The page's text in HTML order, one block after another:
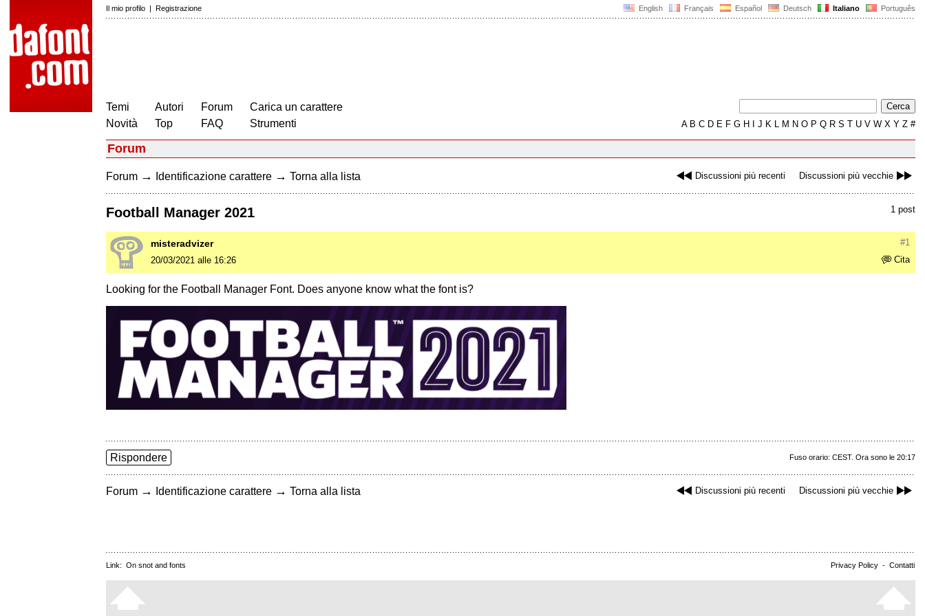
English Français Español Deutsch Italiano Português
Il mio profilo | Registrazione
Temi
Novità
Autori
Top
Forum
FAQ
Carica un carattere
Strumenti
AB C D E F G H J K L M N O P Q R S T U V W X Y Z #
Forum
Discussioni più recenti Discussioni più vecchie
Forum → Identificazione carattere → Torna alla lista
1 post
Football Manager 2021
#1
misteradvizer
Cita
20/03/2021 alle 16:26
Looking for the Football Manager Font. Does anyone know what the font is?
Fuso orario: CEST. Ora sono le 20:17
Rispondere
Discussioni più recenti Discussioni più vecchie
Forum → Identificazione carattere → Torna alla lista
Privacy Policy - Contatti
Link: On snot and fonts